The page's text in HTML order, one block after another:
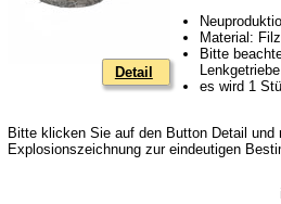
Beleuchtung
Kraftstoffsystem
Motor
Kolben
Detail
Material: Filz
Bitte
es wird 1
Bitte klicken Sie auf den Button Detail und
Explosionszeichnung zur eindeutigen